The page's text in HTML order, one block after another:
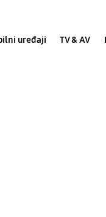
uređaji TV & AV